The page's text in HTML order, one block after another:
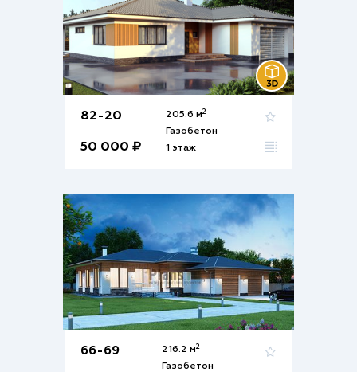
82-20
50 000 ₽
205.6 м2
Газобетон
1 этаж
66-69 216.2 м2
Газобетон